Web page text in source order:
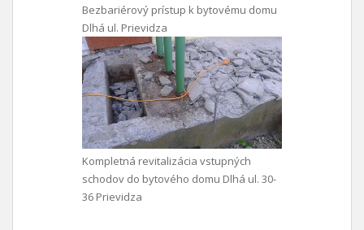
Bezbariérový prístup k bytovému domu
Dlhá ul. Prievidza
Kompletná revitalizácia vstupných
schodov do bytového domu Dlhá ul. 30-
36 Prievidza